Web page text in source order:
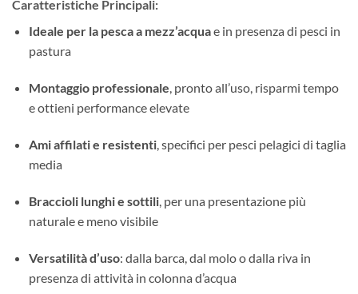
Caratteristiche Principali:
Ideale per la pesca a mezz’acquae in presenza di pesci in
pastura
Montaggio professionale, pronto all’uso, risparmi tempo
e ottieni performance elevate
Ami affilati e resistenti, specifici per pesci pelagici di taglia
media
Braccioli lunghi e sottili, per una presentazione più
naturale e meno visibile
Versatilità d’uso: dalla barca, dal molo o dalla riva in
presenza di attività in colonna d’acqua